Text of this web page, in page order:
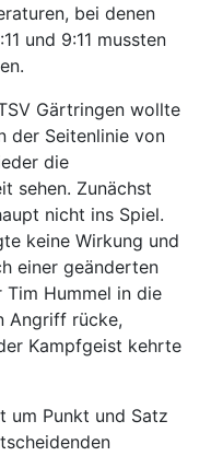
bei denen
und 9:11 mussten
Gärtringen wollte
der Seitenlinie von
die
sehen. Zunächst
nicht ins Spiel.
keine Wirkung und
einer geänderten
Hummel in die
Angriff rücke,
Kampfgeist kehrte
um Punkt und Satz